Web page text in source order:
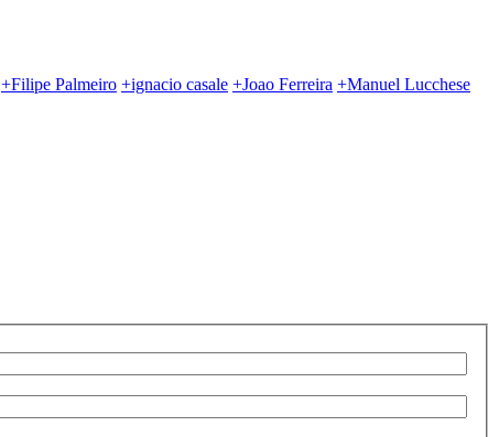
+Filipe Palmeiro +ignacio casale +Joao Ferreira +Manuel Lucchese